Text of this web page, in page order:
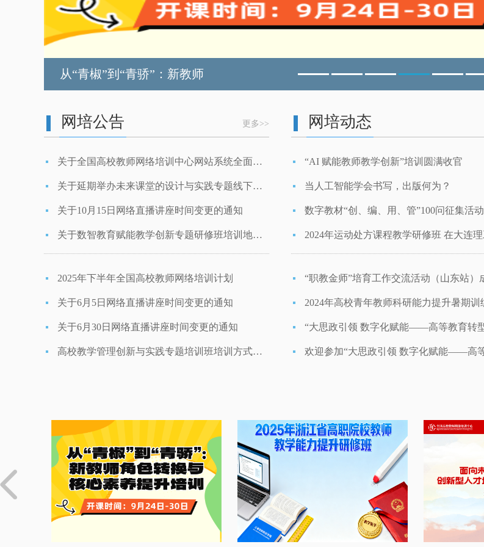
人工智能赋能高等教育人才培养系列师资培训
基于案例研究的课程思政多学科融合路径探索
从“青椒”到“青骄”：新教师
未来课堂的设计与实践专题培训
全国高校教师教学发展工作平台
2025年全国教育工作会议召开
网培公告 更多>>
关于全国高校教师网络培训中心网站系统全面升级的通知
关于延期举办未来课堂的设计与实践专题线下培训通知
关于10月15日网络直播讲座时间变更的通知
关于数智教育赋能教学创新专题研修班培训地点变更的通知
2025年下半年全国高校教师网络培训计划
关于6月5日网络直播讲座时间变更的通知
关于6月30日网络直播讲座时间变更的通知
高校教学管理创新与实践专题培训班培训方式变更的通知
网培动态
“AI 赋能教师教学创新”培训圆满收官
当人工智能学会书写，出版何为？
数字教材“创、编、用、管”100问征集活动